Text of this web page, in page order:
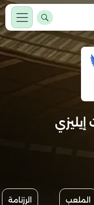
الملعب الرزنامة